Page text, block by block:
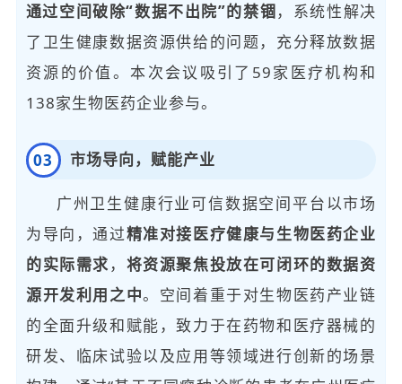
通过空间破除“数据不出院”的禁锢，系统性解决
了卫生健康数据资源供给的问题，充分释放数据
资源的价值。本次会议吸引了59家医疗机构和
138家生物医药企业参与。
03 市场导向，赋能产业
广州卫生健康行业可信数据空间平台以市场
为导向，通过精准对接医疗健康与生物医药企业
的实际需求 ， 将资源聚焦投放在可闭环的数据资
源开发利用之中。空间着重于对生物医药产业链
的全面升级和赋能，致力于在药物和医疗器械的
研发、临床试验以及应用等领域进行创新的场景